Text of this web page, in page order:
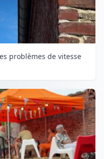
problèmes de vitesse